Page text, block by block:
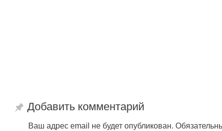
Добавить комментарий
Ваш адрес email не будет опубликован.